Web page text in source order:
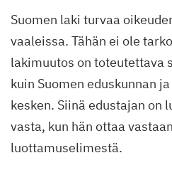
Suomen laki turvaa
vaaleissa. Tähän ei ole
lakimuutos on toteutettava
kuin Suomen eduskunnan
kesken. Siinä edustajan on
vasta, kun hän ottaa
luottamuselimestä.